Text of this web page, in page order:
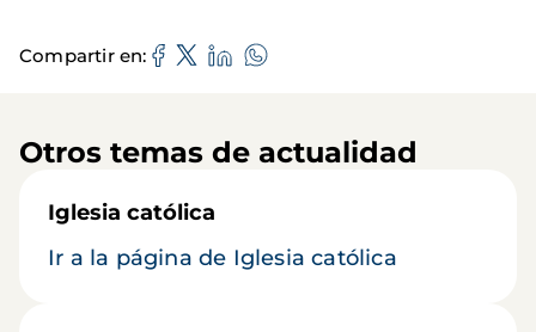
Compartir en
Otros temas de actualidad
Iglesia católica
Ir a la página de Iglesia católica